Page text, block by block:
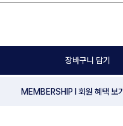
장바구니 담기
MEMBERSHIP l 회원 혜택 보기